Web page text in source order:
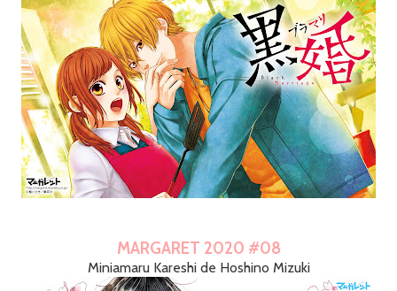
MARGARET 2020 #08
Miniamaru Kareshi de Hoshino Mizuki